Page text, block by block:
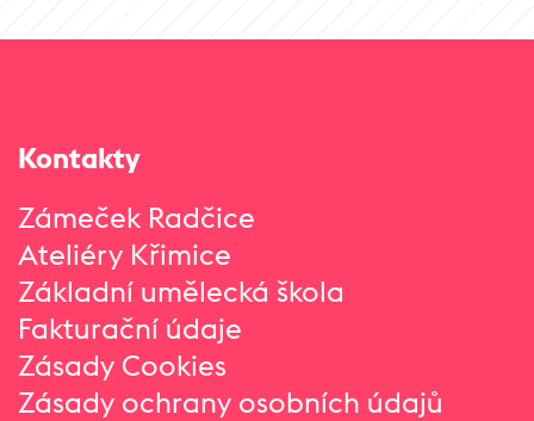
Kontakty
Zámeček Radčice
Ateliéry Křimice
Základní umělecká škola
Fakturační údaje
Zásady Cookies
Zásady ochrany osobních údajů